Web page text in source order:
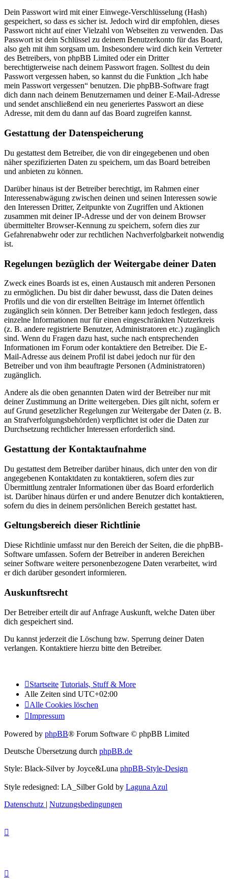
Dein Passwort wird mit einer Einwege-Verschlüsselung (Hash)
gespeichert, so dass es sicher ist. Jedoch wird dir empfohlen, dieses
Passwort nicht auf einer Vielzahl von Webseiten zu verwenden. Das
Passwort ist dein Schlüssel zu deinem Benutzerkonto für das Board,
also geh mit ihm sorgsam um. Insbesondere wird dich kein Vertreter
des Betreibers, von phpBB Limited oder ein Dritter
berechtigterweise nach deinem Passwort fragen. Solltest du dein
Passwort vergessen haben, so kannst du die Funktion „Ich habe
mein Passwort vergessen“ benutzen. Die phpBB-Software fragt
dich dann nach deinem Benutzernamen und deiner E-Mail-Adresse
und sendet anschließend ein neu generiertes Passwort an diese
Adresse, mit dem du dann auf das Board zugreifen kannst.
Gestattung der Datenspeicherung
Du gestattest dem Betreiber, die von dir eingegebenen und oben
näher spezifizierten Daten zu speichern, um das Board betreiben
und anbieten zu können.
Darüber hinaus ist der Betreiber berechtigt, im Rahmen einer
Interessenabwägung zwischen deinen und seinen Interessen sowie
den Interessen Dritter, Zeitpunkte von Zugriffen und Aktionen
zusammen mit deiner IP-Adresse und der von deinem Browser
übermittelter Browser-Kennung zu speichern, sofern dies zur
Gefahrenabwehr oder zur rechtlichen Nachverfolgbarkeit notwendig
ist.
Regelungen bezüglich der Weitergabe deiner Daten
Zweck eines Boards ist es, einen Austausch mit anderen Personen
zu ermöglichen. Du bist dir daher bewusst, dass die Daten deines
Profils und die von dir erstellten Beiträge im Internet öffentlich
zugänglich sein können. Der Betreiber kann jedoch festlegen, dass
einzelne Informationen nur für einen eingeschränkten Nutzerkreis
(z. B. andere registrierte Benutzer, Administratoren etc.) zugänglich
sind. Wenn du Fragen dazu hast, suche nach entsprechenden
Informationen im Forum oder kontaktiere den Betreiber. Die E-
Mail-Adresse aus deinem Profil ist dabei jedoch nur für den
Betreiber und von ihm beauftragte Personen (Administratoren)
zugänglich.
Andere als die oben genannten Daten wird der Betreiber nur mit
deiner Zustimmung an Dritte weitergeben. Dies gilt nicht, sofern er
auf Grund gesetzlicher Regelungen zur Weitergabe der Daten (z. B.
an Strafverfolgungsbehörden) verpflichtet ist oder die Daten zur
Durchsetzung rechtlicher Interessen erforderlich sind.
Gestattung der Kontaktaufnahme
Du gestattest dem Betreiber darüber hinaus, dich unter den von dir
angegebenen Kontaktdaten zu kontaktieren, sofern dies zur
Übermittlung zentraler Informationen über das Board erforderlich
ist. Darüber hinaus dürfen er und andere Benutzer dich kontaktieren,
sofern du dies in deinem persönlichen Bereich gestattet hast.
Geltungsbereich dieser Richtlinie
Diese Richtlinie umfasst nur den Bereich der Seiten, die die phpBB-
Software umfassen. Sofern der Betreiber in anderen Bereichen
seiner Software weitere personenbezogene Daten verarbeitet, wird
er dich darüber gesondert informieren.
Auskunftsrecht
Der Betreiber erteilt dir auf Anfrage Auskunft, welche Daten über
dich gespeichert sind.
Du kannst jederzeit die Löschung bzw. Sperrung deiner Daten
verlangen. Kontaktiere hierzu bitte den Betreiber.
Startseite Tutorials, Stuff & More
Alle Zeiten sind UTC+02:00
Alle Cookies löschen
Impressum
Powered by phpBB® Forum Software © phpBB Limited
Deutsche Übersetzung durch phpBB.de
Style: Black-Silver by Joyce&Luna phpBB-Style-Design
Style redesigned: LA_Silber Gold by Laguna Azul
Datenschutz | Nutzungsbedingungen